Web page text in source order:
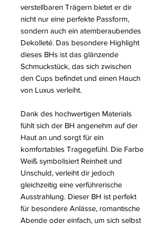
verstellbaren Trägern bietet er dir
nicht nur eine perfekte Passform,
sondern auch ein atemberaubendes
Dekolleté. Das besondere Highlight
dieses BHs ist das glänzende
Schmuckstück, das sich zwischen
den Cups befindet und einen Hauch
von Luxus verleiht.
Dank des hochwertigen Materials
fühlt sich der BH angenehm auf der
Haut an und sorgt für ein
komfortables Tragegefühl. Die Farbe
Weiß symbolisiert Reinheit und
Unschuld, verleiht dir jedoch
gleichzeitig eine verführerische
Ausstrahlung. Dieser BH ist perfekt
für besondere Anlässe, romantische
Abende oder einfach, um sich selbst